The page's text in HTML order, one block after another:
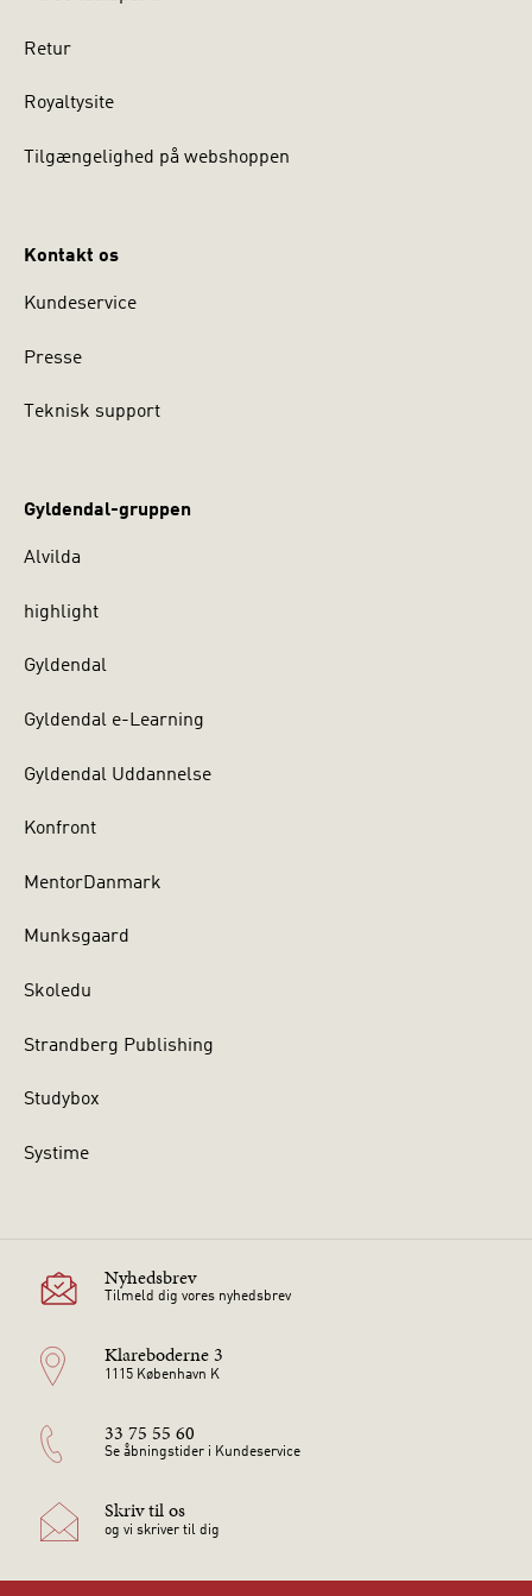
Retur
Royaltysite
Tilgængelighed på webshoppen
Kontakt os
Kundeservice
Presse
Teknisk support
Gyldendal-gruppen
Alvilda
highlight
Gyldendal
Gyldendal e-Learning
Gyldendal Uddannelse
Konfront
MentorDanmark
Munksgaard
Skoledu
Strandberg Publishing
Studybox
Systime
Nyhedsbrev
Tilmeld dig vores nyhedsbrev
Klareboderne 3
1115 København K
33 75 55 60
Se åbningstider i Kundeservice
Skriv til os
og vi skriver til dig